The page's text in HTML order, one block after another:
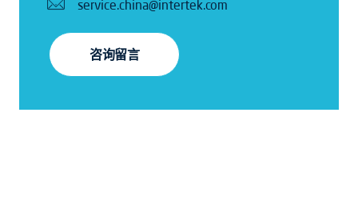
service.china@intertek.com
咨询留言